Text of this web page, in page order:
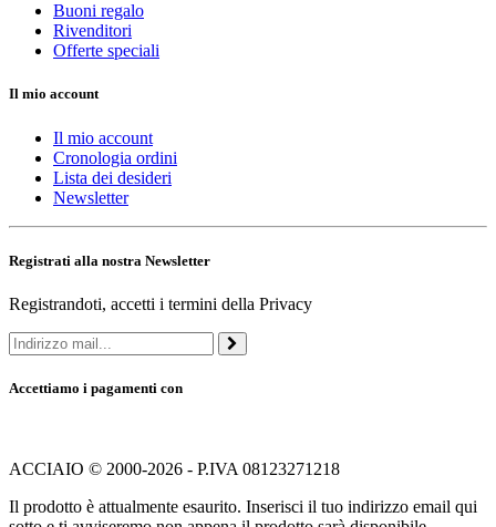
Buoni regalo
Rivenditori
Offerte speciali
Il mio account
Il mio account
Cronologia ordini
Lista dei desideri
Newsletter
Registrati alla nostra Newsletter
Registrandoti, accetti i termini della Privacy
Accettiamo i pagamenti con
ACCIAIO © 2000-2026 - P.IVA 08123271218
Il prodotto è attualmente esaurito. Inserisci il tuo indirizzo email qui